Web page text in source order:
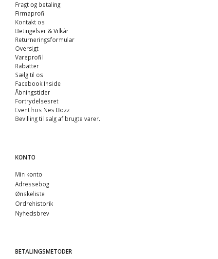
Fragt og betaling
Firmaprofil
Kontakt os
Betingelser & Vilkår
Returneringsformular
Oversigt
Vareprofil
Rabatter
Sælg til os
Facebook Inside
Åbningstider
Fortrydelsesret
Event hos Nes Bozz
Bevilling til salg af brugte varer.
KONTO
Min konto
Adressebog
Ønskeliste
Ordrehistorik
Nyhedsbrev
BETALINGSMETODER